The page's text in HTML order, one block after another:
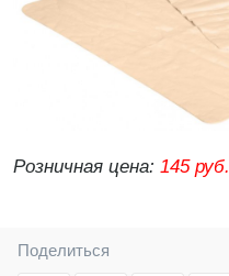
Розничная цена: 145 руб.
Поделиться